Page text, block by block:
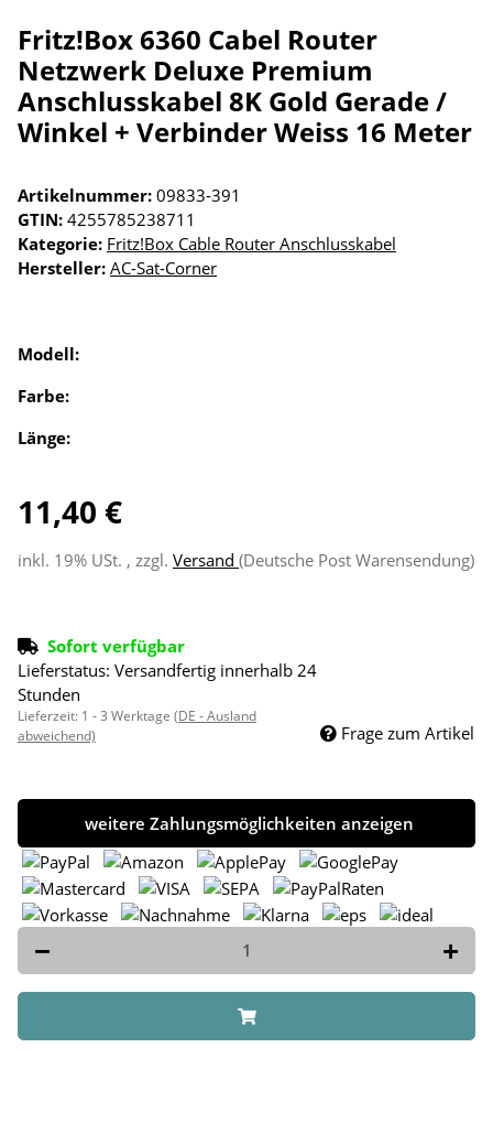
Fritz!Box 6360 Cabel Router
Netzwerk Deluxe Premium
Anschlusskabel 8K Gold Gerade /
Winkel + Verbinder Weiss 16 Meter
Artikelnummer: 09833-391
GTIN: 4255785238711
Kategorie: Fritz!Box Cable Router Anschlusskabel
Hersteller: AC-Sat-Corner
Modell:
Farbe:
Länge:
11,40 €
inkl. 19% USt. , zzgl. Versand (Deutsche Post Warensendung)
Sofort verfügbar
Lieferstatus: Versandfertig innerhalb 24
Stunden
Lieferzeit: 1 - 3 Werktage (DE - Ausland
abweichend)
Frage zum Artikel
weitere Zahlungsmöglichkeiten anzeigen